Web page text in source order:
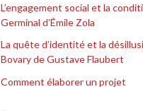
L’engagement social et la
Germinal d’Émile Zola
La quête d’identité et la
Bovary de Gustave Flaubert
Comment élaborer un projet